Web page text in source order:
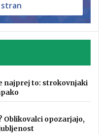
stran
najprej to: strokovnjaki
Oblikovalci opozarjajo,